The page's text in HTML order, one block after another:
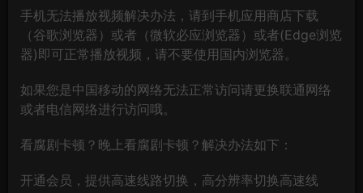
手机无法播放视频解决办法，请到手机应用商店下载
（谷歌浏览器）或者（微软必应浏览器）或者(Edge浏览
器)即可正常播放视频，请不要使用国内浏览器。
如果您是中国移动的网络无法正常访问请更换联通网络
或者电信网络进行访问哦。
看腐剧卡顿？晚上看腐剧卡顿？解决办法如下：
开通会员，提供高速线路切换，高分辨率切换高速线